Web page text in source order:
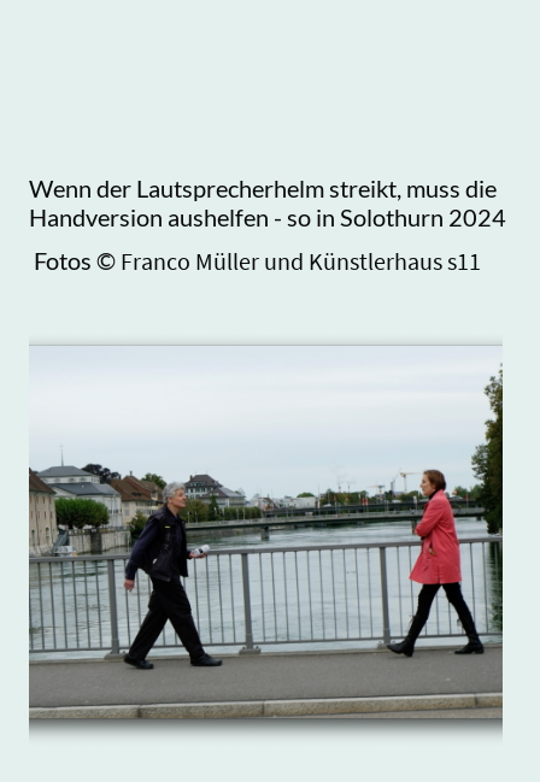
Wenn der Lautsprecherhelm streikt, muss die
Handversion aushelfen - so in Solothurn 2024
Fotos © Franco Müller und Künstlerhaus s11